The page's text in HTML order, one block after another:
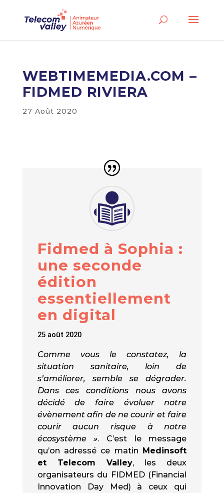
WEBTIMEMEDIA.COM –
FIDMED RIVIERA
27 Août 2020
Fidmed à Sophia :
une seconde
édition
essentiellement
en digital
25 août 2020
Comme vous le constatez, la
situation sanitaire, loin de
s’améliorer, semble se dégrader.
Dans ces conditions nous avons
décidé de faire évoluer notre
évènement afin de ne courir et faire
courir aucun risque à notre
écosystème ». C’est le message
qu’on adressé ce matin Medinsoft
et Telecom Valley, les deux
organisateurs du FIDMED (Financial
Innovation Day Med) à ceux qui